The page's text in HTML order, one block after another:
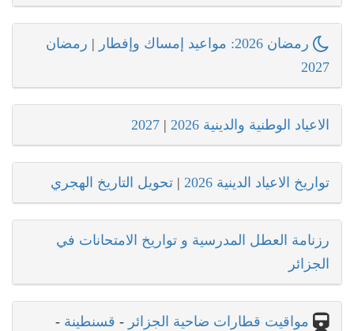
رمضان 2026: مواعيد إمساك وإفطار | رمضان
2027
الاعياد الوطنية والدينية 2026 |
2027
تواريخ الاعياد الدينية 2026 | تحويل التاريخ الهجري
رزنامة العطل المدرسية و تواريخ الامتحانات في
الجزائر
مواقيت قطارات ضاحية الجزائر - قسنطينة -